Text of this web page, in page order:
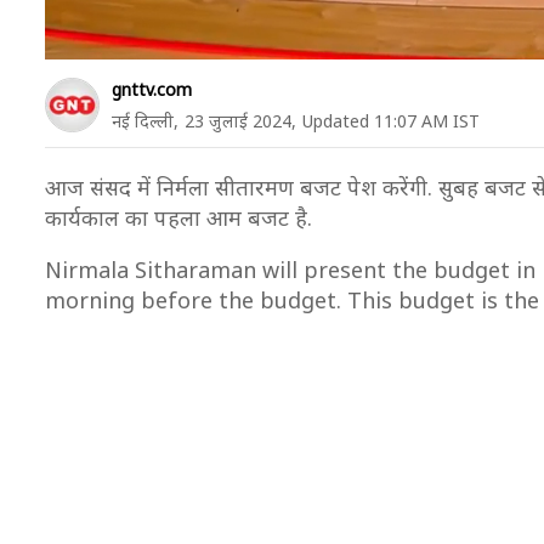
Loading ad
gnttv.com
नई दिल्ली, 23 जुलाई 2024, Updated 11:07 AM IST
आज संसद में निर्मला सीतारमण बजट पेश करेंगी. सुबह बजट से
कार्यकाल का पहला आम बजट है.
Nirmala Sitharaman will present the budget
morning before the budget. This budget is